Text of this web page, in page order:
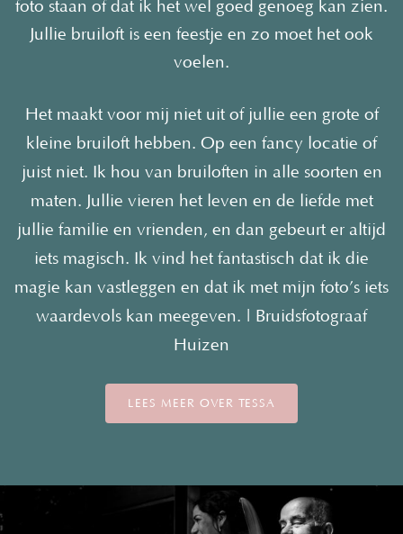
foto staan of dat ik het wel goed genoeg kan zien.
Jullie bruiloft is een feestje en zo moet het ook
voelen.
Het maakt voor mij niet uit of jullie een grote of
kleine bruiloft hebben. Op een fancy locatie of
juist niet. Ik hou van bruiloften in alle soorten en
maten. Jullie vieren het leven en de liefde met
jullie familie en vrienden, en dan gebeurt er altijd
iets magisch. Ik vind het fantastisch dat ik die
magie kan vastleggen en dat ik met mijn foto’s iets
waardevols kan meegeven. | Bruidsfotograaf
Huizen
LEES MEER OVER TESSA